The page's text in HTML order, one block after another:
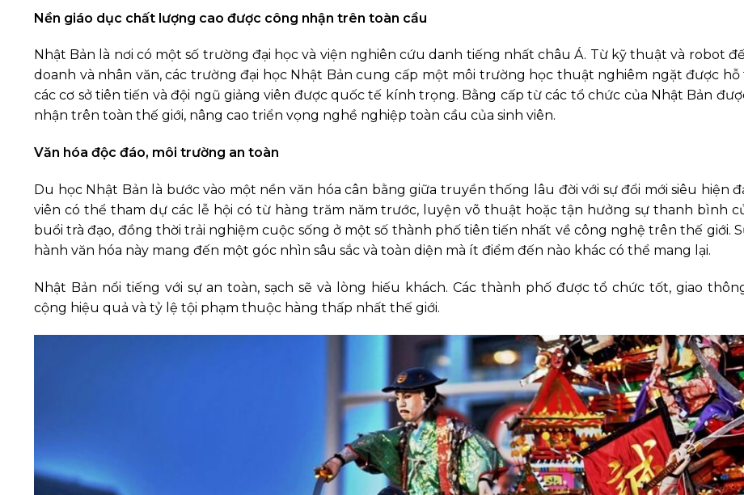
Nền giáo dục chất lượng cao được công nhận trên toàn cầu
Nhật Bản là nơi có một số trường đại học và viện nghiên cứu danh tiếng nhất châu Á. Từ kỹ thuật và robot
doanh và nhân văn, các trường đại học Nhật Bản cung cấp một môi trường học thuật nghiêm ngặt được hỗ
các cơ sở tiên tiến và đội ngũ giảng viên được quốc tế kính trọng. Bằng cấp từ các tổ chức của Nhật Bản
nhận trên toàn thế giới, nâng cao triển vọng nghề nghiệp toàn cầu của sinh viên.
Văn hóa độc đáo, môi trường an toàn
Du học Nhật Bản là bước vào một nền văn hóa cân bằng giữa truyền thống lâu đời với sự đổi mới siêu hiện
viên có thể tham dự các lễ hội có từ hàng trăm năm trước, luyện võ thuật hoặc tận hưởng sự thanh bình
buổi trà đạo, đồng thời trải nghiệm cuộc sống ở một số thành phố tiên tiến nhất về công nghệ trên thế giới.
hành văn hóa này mang đến một góc nhìn sâu sắc và toàn diện mà ít điểm đến nào khác có thể mang lại.
Nhật Bản nổi tiếng với sự an toàn, sạch sẽ và lòng hiếu khách. Các thành phố được tổ chức tốt, giao
cộng hiệu quả và tỷ lệ tội phạm thuộc hàng thấp nhất thế giới.